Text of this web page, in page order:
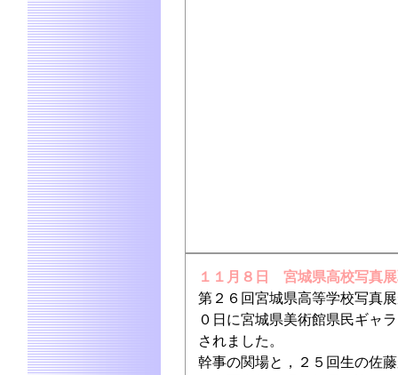
１１月８日 宮城県高校写真
第２６回宮城県高等学校写真
０日に宮城県美術館県民ギャ
されました。
幹事の関場と，２５回生の佐